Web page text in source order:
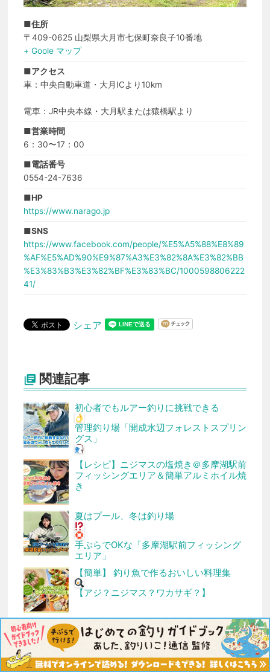
■住所
〒409-0625 山梨県大月市七保町奈良子10番地
+ Goole マップ
■アクセス
車：中央自動車道・大月ICより10km
電車：JR中央本線・大月駅または猿橋駅より
■営業時間
6：30〜17：00
■電話番号
0554-24-7636
■HP
https://www.narago.jp
■SNS
https://www.facebook.com/people/%E5%A5%88%E8%89
%AF%E5%AD%90%E9%87%A3%E3%82%8A%E3%82%BB
%E3%83%B3%E3%82%BF%E3%83%BC/1000598806222
41/
シェア
 関連記事
初心者でもルアー釣りに挑戦できる
管理釣り場「開成水辺フォレストスプリン
グス」
【レシピ】ニジマスの塩焼き＠多摩湖駅前
フィッシングエリア＆簡単アルミホイル焼
き
夏はプール、冬は釣り場
手ぶらでOKな「多摩湖駅前フィッシング
エリア」
【簡単】 釣り魚で作るおいしい料理集
【アジ？ニジマス？ワカサギ？】
 タグ